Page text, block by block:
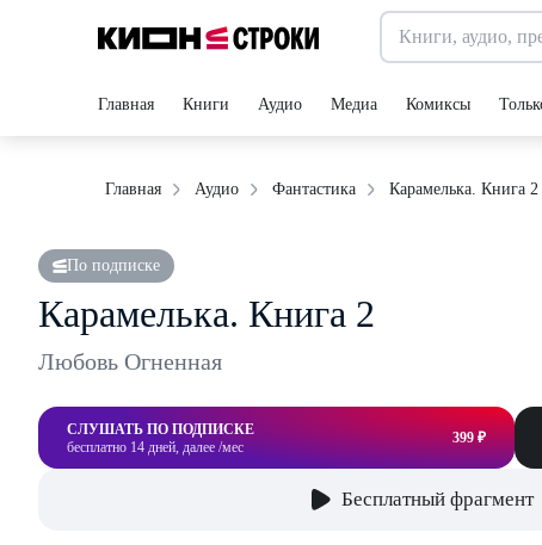
Главная Книги Аудио Медиа Комиксы
Главная Аудио Фантастика Карамелька. Книга 2
По подписке
Карамелька. Книга 2
Любовь Огненная
СЛУШАТЬ ПО ПОДПИСКЕ
бесплатно 14 дней, далее /мес
399 ₽
Бесплатный фрагмент